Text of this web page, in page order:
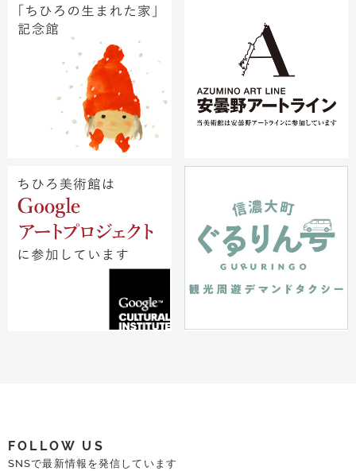
FOLLOW US
SNSで最新情報を発信しています